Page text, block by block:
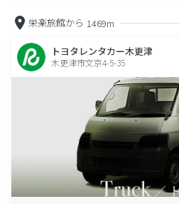
栄楽旅館から 1469m
トヨタレンタカー木更津
木更津市文京4-5-35